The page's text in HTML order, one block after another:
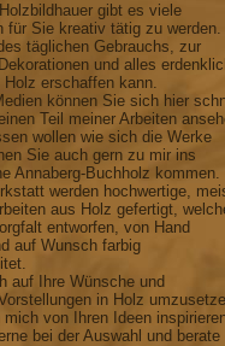
gibt es viele
für Sie kreativ tätig zu
täglichen Gebrauchs, zur
und alles
erschaffen kann.
können Sie sich hier
Teil meiner Arbeiten
wollen wie sich die Werke
Sie auch gern zu mir ins
Annaberg-Buchholz kommen.
werden hochwertige,
aus Holz gefertigt,
entworfen, von Hand
auf Wunsch farbig
auf Ihre Wünsche und
in Holz
von Ihren Ideen
bei der Auswahl und berate